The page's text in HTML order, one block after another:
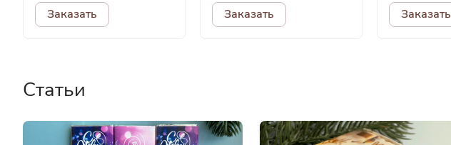
Заказать Заказать Заказать
Статьи